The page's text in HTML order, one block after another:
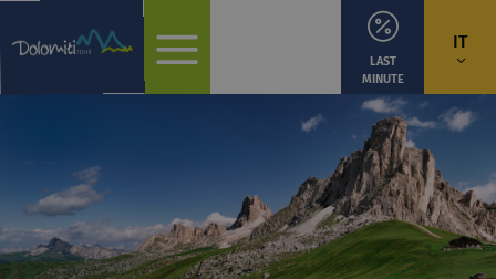
IT
LAST
MINUTE